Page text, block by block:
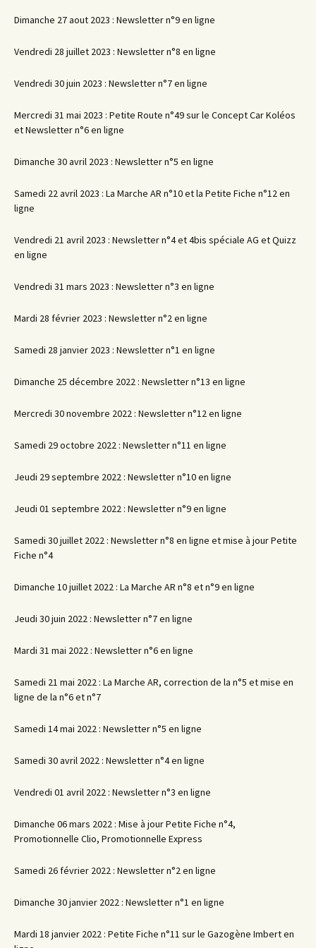
Dimanche 27 aout 2023 : Newsletter n°9 en ligne
Vendredi 28 juillet 2023 : Newsletter n°8 en ligne
Vendredi 30 juin 2023 : Newsletter n°7 en ligne
Mercredi 31 mai 2023 : Petite Route n°49 sur le Concept Car Koléos
et Newsletter n°6 en ligne
Dimanche 30 avril 2023 : Newsletter n°5 en ligne
Samedi 22 avril 2023 : La Marche AR n°10 et la Petite Fiche n°12 en
ligne
Vendredi 21 avril 2023 : Newsletter n°4 et 4bis spéciale AG et Quizz
en ligne
Vendredi 31 mars 2023 : Newsletter n°3 en ligne
Mardi 28 février 2023 : Newsletter n°2 en ligne
Samedi 28 janvier 2023 : Newsletter n°1 en ligne
Dimanche 25 décembre 2022 : Newsletter n°13 en ligne
Mercredi 30 novembre 2022 : Newsletter n°12 en ligne
Samedi 29 octobre 2022 : Newsletter n°11 en ligne
Jeudi 29 septembre 2022 : Newsletter n°10 en ligne
Jeudi 01 septembre 2022 : Newsletter n°9 en ligne
Samedi 30 juillet 2022 : Newsletter n°8 en ligne et mise à jour Petite
Fiche n°4
Dimanche 10 juillet 2022 : La Marche AR n°8 et n°9 en ligne
Jeudi 30 juin 2022 : Newsletter n°7 en ligne
Mardi 31 mai 2022 : Newsletter n°6 en ligne
Samedi 21 mai 2022 : La Marche AR, correction de la n°5 et mise en
ligne de la n°6 et n°7
Samedi 14 mai 2022 : Newsletter n°5 en ligne
Samedi 30 avril 2022 : Newsletter n°4 en ligne
Vendredi 01 avril 2022 : Newsletter n°3 en ligne
Dimanche 06 mars 2022 : Mise à jour Petite Fiche n°4,
Promotionnelle Clio, Promotionnelle Express
Samedi 26 février 2022 : Newsletter n°2 en ligne
Dimanche 30 janvier 2022 : Newsletter n°1 en ligne
Mardi 18 janvier 2022 : Petite Fiche n°11 sur le Gazogène Imbert en